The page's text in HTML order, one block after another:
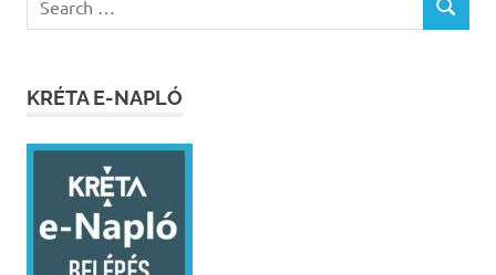
for:
SEARCH
KRÉTA E-NAPLÓ